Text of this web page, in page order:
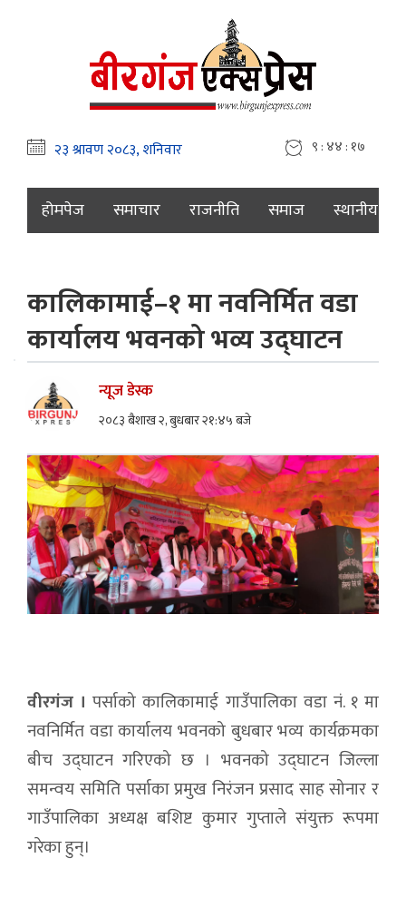
९ : ४४ : १८
होमपेज समाचार राजनीति समाज स्थानीय
कालिकामाई–१ मा नवनिर्मित वडा
कार्यालय भवनको भव्य उद्घाटन
न्यूज डेस्क
२०८३ बैशाख २, बुधबार २१:४५ बजे
वीरगंज । पर्साको कालिकामाई गाउँपालिका वडा नं. १ मा
नवनिर्मित वडा कार्यालय भवनको बुधबार भव्य कार्यक्रमका
बीच उद्घाटन गरिएको छ । भवनको उद्घाटन जिल्ला
समन्वय समिति पर्साका प्रमुख निरंजन प्रसाद साह सोनार र
गाउँपालिका अध्यक्ष बशिष्ट कुमार गुप्ताले संयुक्त रूपमा
गरेका हुन्।